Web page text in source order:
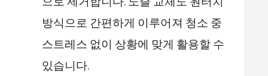
방식으로 간편하게 이루어져 청소 중
스트레스 없이 상황에 맞게 활용할 수
있습니다.